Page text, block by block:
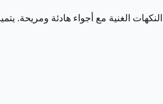
النكهات الغنية مع أجواء هادئة